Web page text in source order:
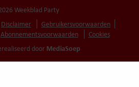
Weekblad Party
Disclaimer
Gebruikersvoorwaarden
Abonnementsvoorwaarden
Cookies
door MediaSoep